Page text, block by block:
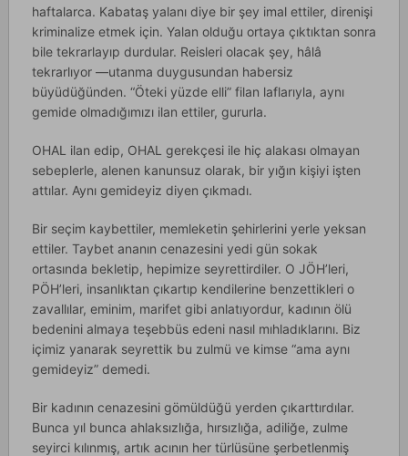
haftalarca. Kabataş yalanı diye bir şey imal ettiler, direnişi
kriminalize etmek için. Yalan olduğu ortaya çıktıktan sonra
bile tekrarlayıp durdular. Reisleri olacak şey, hâlâ
tekrarlıyor —utanma duygusundan habersiz
büyüdüğünden. “Öteki yüzde elli” filan laflarıyla, aynı
gemide olmadığımızı ilan ettiler, gururla.
OHAL ilan edip, OHAL gerekçesi ile hiç alakası olmayan
sebeplerle, alenen kanunsuz olarak, bir yığın kişiyi işten
attılar. Aynı gemideyiz diyen çıkmadı.
Bir seçim kaybettiler, memleketin şehirlerini yerle yeksan
ettiler. Taybet ananın cenazesini yedi gün sokak
ortasında bekletip, hepimize seyrettirdiler. O JÖH’leri,
PÖH’leri, insanlıktan çıkartıp kendilerine benzettikleri o
zavallılar, eminim, marifet gibi anlatıyordur, kadının ölü
bedenini almaya teşebbüs edeni nasıl mıhladıklarını. Biz
içimiz yanarak seyrettik bu zulmü ve kimse “ama aynı
gemideyiz” demedi.
Bir kadının cenazesini gömüldüğü yerden çıkarttırdılar.
Bunca yıl bunca ahlaksızlığa, hırsızlığa, adiliğe, zulme
seyirci kılınmış, artık acının her türlüsüne şerbetlenmiş